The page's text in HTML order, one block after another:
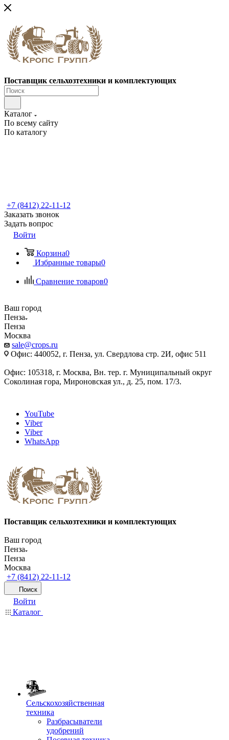
Поставщик сельхозтехники и комплектующих
Каталог
По всему сайту
По каталогу
+7 (8412) 22-11-12
Заказать звонок
Задать вопрос
Войти
Корзина0
Избранные товары0
Сравнение товаров0
Ваш город
Пенза
Пенза
Москва
sale@crops.ru
Офис: 440052, г. Пенза, ул. Свердлова стр. 2И, офис 511
Офис: 105318, г. Москва, Вн. тер. г. Муниципальный округ
Соколиная гора, Мироновская ул., д. 25, пом. 17/3.
YouTube
Viber
Viber
WhatsApp
Поставщик сельхозтехники и комплектующих
Ваш город
Пенза
Пенза
Москва
+7 (8412) 22-11-12
Поиск
Войти
Каталог
Сельскохозяйственная
техника
Разбрасыватели
удобрений